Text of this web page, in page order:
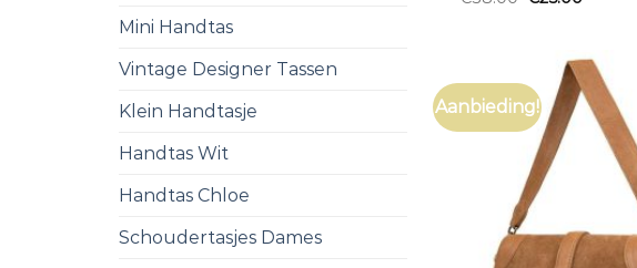
Mini Handtas
Vintage Designer Tassen
Klein Handtasje
Handtas Wit
Handtas Chloe
Schoudertasjes Dames
Aanbieding!